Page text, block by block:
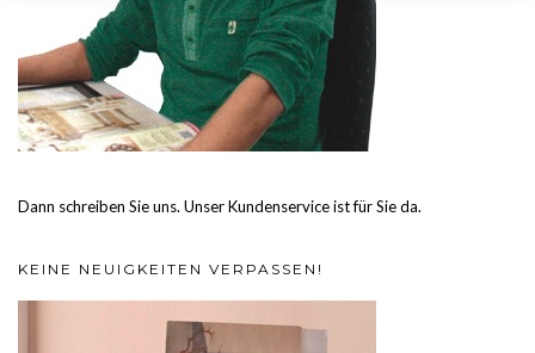
Dann schreiben Sie uns. Unser Kundenservice ist für Sie da.
KEINE NEUIGKEITEN VERPASSEN!